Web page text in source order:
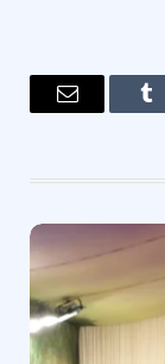
Tumblr
البريد